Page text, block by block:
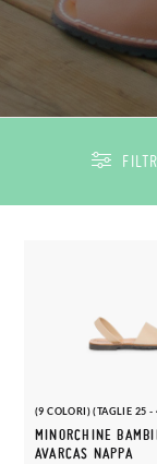
(9 COLORI) (TAGLIE 25 -
MINORCHINE
AVARCAS NAPPA